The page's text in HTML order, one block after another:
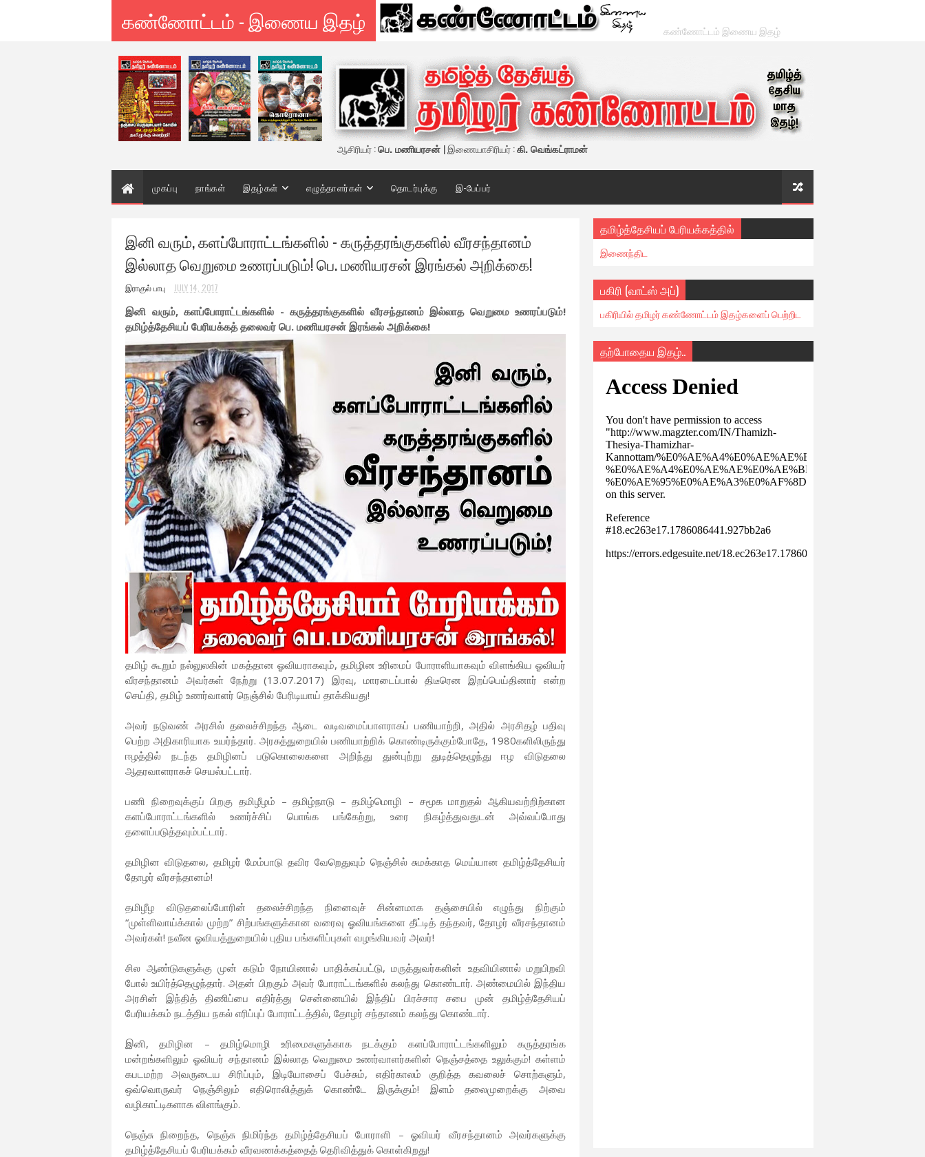
கண்ணோட்டம் - இணைய இதழ் கண்ணோட்டம் இணைய இதழ்
ஆசிரியர் :பெ. மணியரசன் | இணையாசிரியர் :கி. வெங்கட்ராமன்
முகப்பு நாங்கள் இதழ்கள் எழுத்தாளர்கள் தொடர்புக்கு இ-பேப்பர்
இனி வரும், களப்போராட்டங்களில் - கருத்தரங்குகளில் வீரசந்தானம்
இல்லாத வெறுமை உணரப்படும்! பெ. மணியரசன் இரங்கல் அறிக்கை!
இராகுல் பாபு JULY 14, 2017
இனி வரும், களப்போராட்டங்களில் - கருத்தரங்குகளில் வீரசந்தானம் இல்லாத வெறுமை உணரப்படும்!
தமிழ்த்தேசியப் பேரியக்கத் தலைவர் பெ. மணியரசன் இரங்கல் அறிக்கை!
தமிழ் கூறும் நல்லுலகின் மகத்தான ஓவியராகவும், தமிழின உரிமைப் போராளியாகவும் விளங்கிய ஓவியர்
வீரசந்தானம் அவர்கள் நேற்று (13.07.2017) இரவு, மாரடைப்பால் திடீரென இறப்பெய்தினார் என்ற
செய்தி, தமிழ் உணர்வாளர் நெஞ்சில் பேரிடியாய் தாக்கியது!
அவர் நடுவண் அரசில் தலைச்சிறந்த ஆடை வடிவமைப்பாளராகப் பணியாற்றி, அதில் அரசிதழ் பதிவு
பெற்ற அதிகாரியாக உயர்ந்தார். அரசுத்துறையில் பணியாற்றிக் கொண்டிருக்கும்போதே, 1980களிலிருந்து
ஈழத்தில் நடந்த தமிழினப் படுகொலைகளை அறிந்து துன்புற்று துடித்தெழுந்து ஈழ விடுதலை
ஆதரவாளராகச் செயல்பட்டார்.
பணி நிறைவுக்குப் பிறகு தமிழீழம் – தமிழ்நாடு – தமிழ்மொழி – சமூக மாறுதல் ஆகியவற்றிற்கான
களப்போராட்டங்களில் உணர்ச்சிப் பொங்க பங்கேற்று, உரை நிகழ்த்துவதுடன் அவ்வப்போது
தளைப்படுத்தவும்பட்டார்.
தமிழின விடுதலை, தமிழர் மேம்பாடு தவிர வேறெதுவும் நெஞ்சில் சுமக்காத மெய்யான தமிழ்த்தேசியர்
தோழர் வீரசந்தானம்!
தமிழீழ விடுதலைப்போரின் தலைச்சிறந்த நினைவுச் சின்னமாக தஞ்சையில் எழுந்து நிற்கும்
“முள்ளிவாய்க்கால் முற்ற” சிற்பங்களுக்கான வரைவு ஓவியங்களை தீட்டித் தந்தவர், தோழர் வீரசந்தானம்
அவர்கள்! நவீன ஓவியத்துறையில் புதிய பங்களிப்புகள் வழங்கியவர் அவர்!
சில ஆண்டுகளுக்கு முன் கடும் நோயினால் பாதிக்கப்பட்டு, மருத்துவர்களின் உதவியினால் மறுபிறவி
போல் உயிர்த்தெழுந்தார். அதன் பிறகும் அவர் போராட்டங்களில் கலந்து கொண்டார். அண்மையில் இந்திய
அரசின் இந்தித் திணிப்பை எதிர்த்து சென்னையில் இந்திப் பிரச்சார சபை முன் தமிழ்த்தேசியப்
பேரியக்கம் நடத்திய நகல் எரிப்புப் போராட்டத்தில், தோழர் சந்தானம் கலந்து கொண்டார்.
இனி, தமிழின – தமிழ்மொழி உரிமைகளுக்காக நடக்கும் களப்போராட்டங்களிலும் கருத்தரங்க
மன்றங்களிலும் ஓவியர் சந்தானம் இல்லாத வெறுமை உணர்வாளர்களின் நெஞ்சத்தை உலுக்கும்! கள்ளம்
கபடமற்ற அவருடைய சிரிப்பும், இடியோசைப் பேச்சும், எதிர்காலம் குறித்த கவலைச் சொற்களும்,
ஒவ்வொருவர் நெஞ்சிலும் எதிரொலித்துக் கொண்டே இருக்கும்! இளம் தலைமுறைக்கு அவை
வழிகாட்டிகளாக விளங்கும்.
நெஞ்சு நிறைந்த, நெஞ்சு நிமிர்ந்த தமிழ்த்தேசியப் போராளி – ஓவியர் வீரசந்தானம் அவர்களுக்கு
தமிழ்த்தேசியப் பேரியக்கம் வீரவணக்கத்தைத் தெரிவித்துக் கொள்கிறது!
தமிழ்த்தேசியப் பேரியக்கத்தில்
இணைந்திட
பகிரி (வாட்ஸ் அப்)
பகிரியில் தமிழர் கண்ணோட்டம் இதழ்களைப் பெற்றிட
தற்போதைய இதழ்..